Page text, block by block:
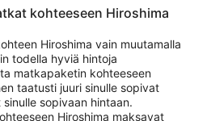
kohteeseen Hiroshima
Hiroshima vain muutamalla
todella hyviä hintoja
matkapaketin kohteeseen
taatusti juuri sinulle sopivat
sopivaan hintaan.
Hiroshima maksavat